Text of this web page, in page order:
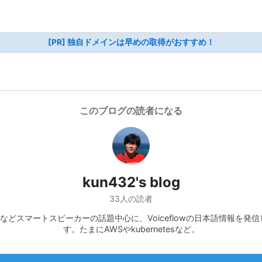
[PR] 独自ドメインは早めの取得がおすすめ！
このブログの読者になる
kun432's blog
33人の読者
どスマートスピーカーの話題中心に、Voiceflowの日本語情報を発信
す。たまにAWSやkubernetesなど。